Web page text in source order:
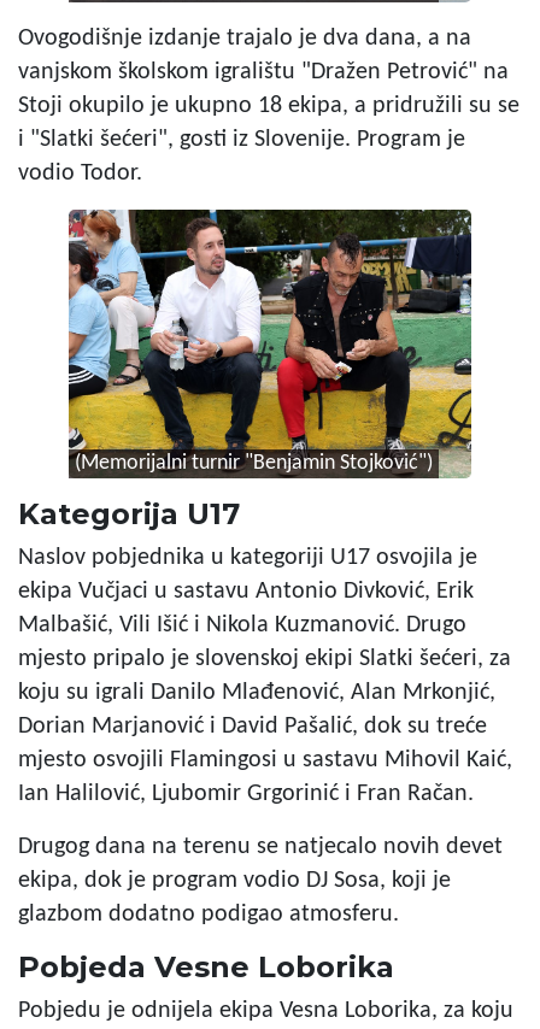
Ovogodišnje izdanje trajalo je dva dana, a na
vanjskom školskom igralištu "Dražen Petrović" na
Stoji okupilo je ukupno 18 ekipa, a pridružili su se
i "Slatki šećeri", gosti iz Slovenije. Program je
vodio Todor.
(Memorijalni turnir "Benjamin Stojković")
Kategorija U17
Naslov pobjednika u kategoriji U17 osvojila je
ekipa Vučjaci u sastavu Antonio Divković, Erik
Malbašić, Vili Išić i Nikola Kuzmanović. Drugo
mjesto pripalo je slovenskoj ekipi Slatki šećeri, za
koju su igrali Danilo Mlađenović, Alan Mrkonjić,
Dorian Marjanović i David Pašalić, dok su treće
mjesto osvojili Flamingosi u sastavu Mihovil Kaić,
Ian Halilović, Ljubomir Grgorinić i Fran Račan.
Drugog dana na terenu se natjecalo novih devet
ekipa, dok je program vodio DJ Sosa, koji je
glazbom dodatno podigao atmosferu.
Pobjeda Vesne Loborika
Pobjedu je odnijela ekipa Vesna Loborika, za koju